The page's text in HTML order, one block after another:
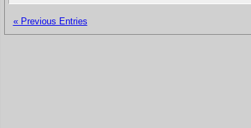
« Previous Entries